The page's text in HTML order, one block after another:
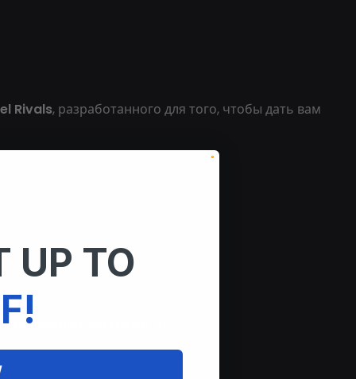
Rivals, разработанного для того, чтобы дать вам
для гибкости
UP TO